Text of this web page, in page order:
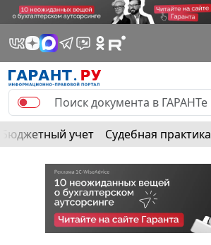
Бюджетный учет Судебная практика